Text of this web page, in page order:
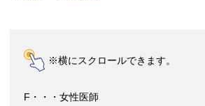
※横にスクロールできます。
F・・・女性医師